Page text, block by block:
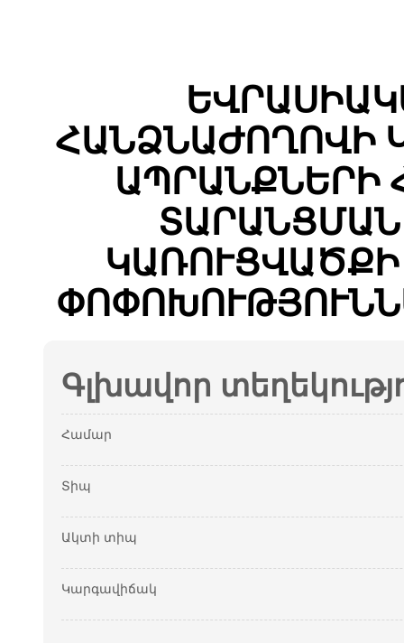
ՀԱՆՁՆԱԺՈՂՈՎԻ
ԱՊՐԱՆՔՆԵՐԻ
Գլխավոր
Համար
Տիպ
Ակտի տիպ
Կարգավիճակ